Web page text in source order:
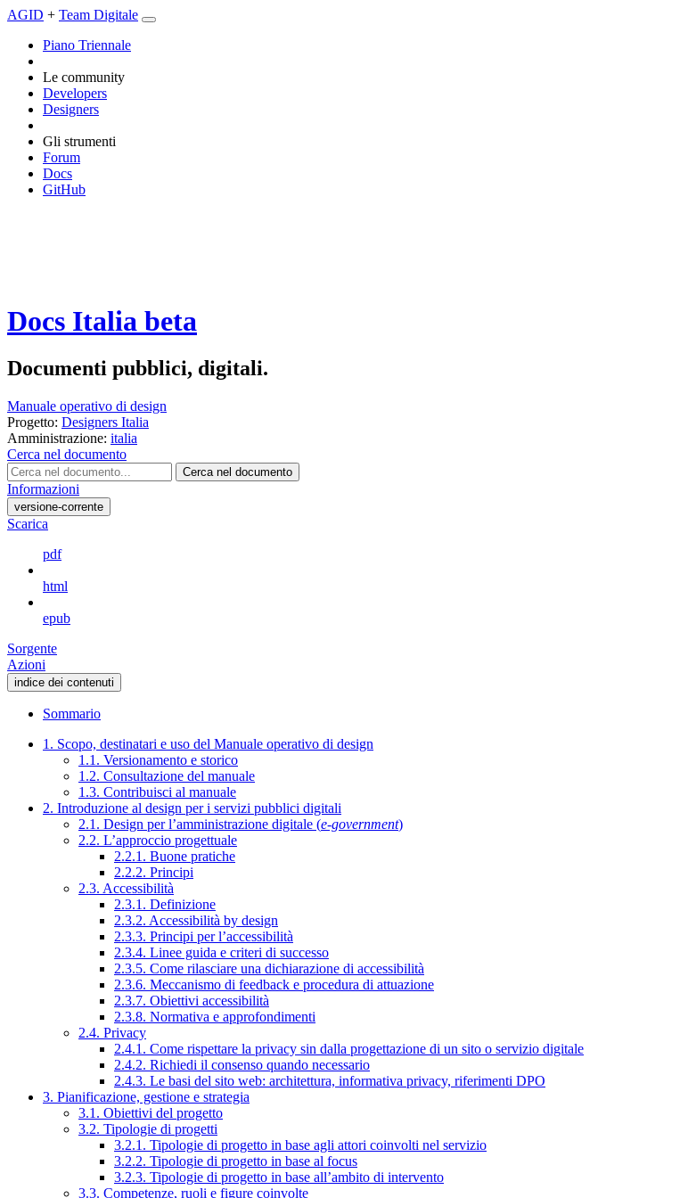
AGID + Team Digitale
Piano Triennale
Le community
Developers
Designers
Gli strumenti
Forum
Docs
GitHub
Docs Italia beta
Documenti pubblici, digitali.
Manuale operativo di design
Progetto: Designers Italia
Amministrazione: italia
Cerca nel documento
Cerca nel documento
Informazioni
versione-corrente
Scarica
pdf
html
epub
Sorgente
Azioni
indice dei contenuti
Sommario
1. Scopo, destinatari e uso del Manuale operativo di design
1.1. Versionamento e storico
1.2. Consultazione del manuale
1.3. Contribuisci al manuale
2. Introduzione al design per i servizi pubblici digitali
2.1. Design per l’amministrazione digitale (e-government)
2.2. L’approccio progettuale
2.2.1. Buone pratiche
2.2.2. Principi
2.3. Accessibilità
2.3.1. Definizione
2.3.2. Accessibilità by design
2.3.3. Principi per l’accessibilità
2.3.4. Linee guida e criteri di successo
2.3.5. Come rilasciare una dichiarazione di accessibilità
2.3.6. Meccanismo di feedback e procedura di attuazione
2.3.7. Obiettivi accessibilità
2.3.8. Normativa e approfondimenti
2.4. Privacy
2.4.1. Come rispettare la privacy sin dalla progettazione di un sito o servizio digitale
2.4.2. Richiedi il consenso quando necessario
2.4.3. Le basi del sito web: architettura, informativa privacy, riferimenti DPO
3. Pianificazione, gestione e strategia
3.1. Obiettivi del progetto
3.2. Tipologie di progetti
3.2.1. Tipologie di progetto in base agli attori coinvolti nel servizio
3.2.2. Tipologie di progetto in base al focus
3.2.3. Tipologie di progetto in base all’ambito di intervento
3.3. Competenze, ruoli e figure coinvolte